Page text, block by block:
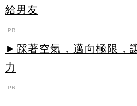
給男友
PR
►踩著空氣，邁向極限，
力
PR